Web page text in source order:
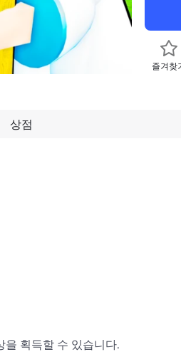
즐겨찾
상점
을 획득할 수 있습니다.